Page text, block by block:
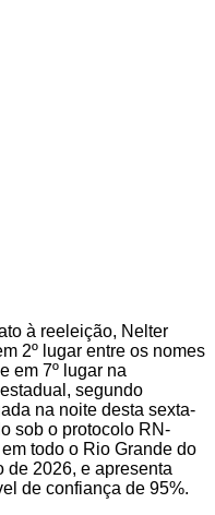
à reeleição, Nelter
2º lugar entre os nomes
em 7º lugar na
segundo
na noite desta sexta-
sob o protocolo RN-
todo o Rio Grande do
de 2026, e apresenta
de confiança de 95%.